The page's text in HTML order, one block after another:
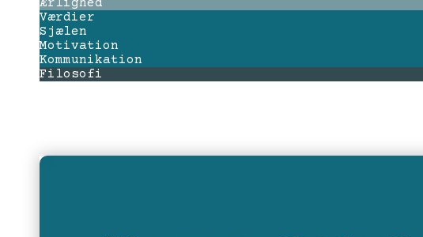
Ærlighed
Værdier
Sjælen
Motivation
Kommunikation
Filosofi